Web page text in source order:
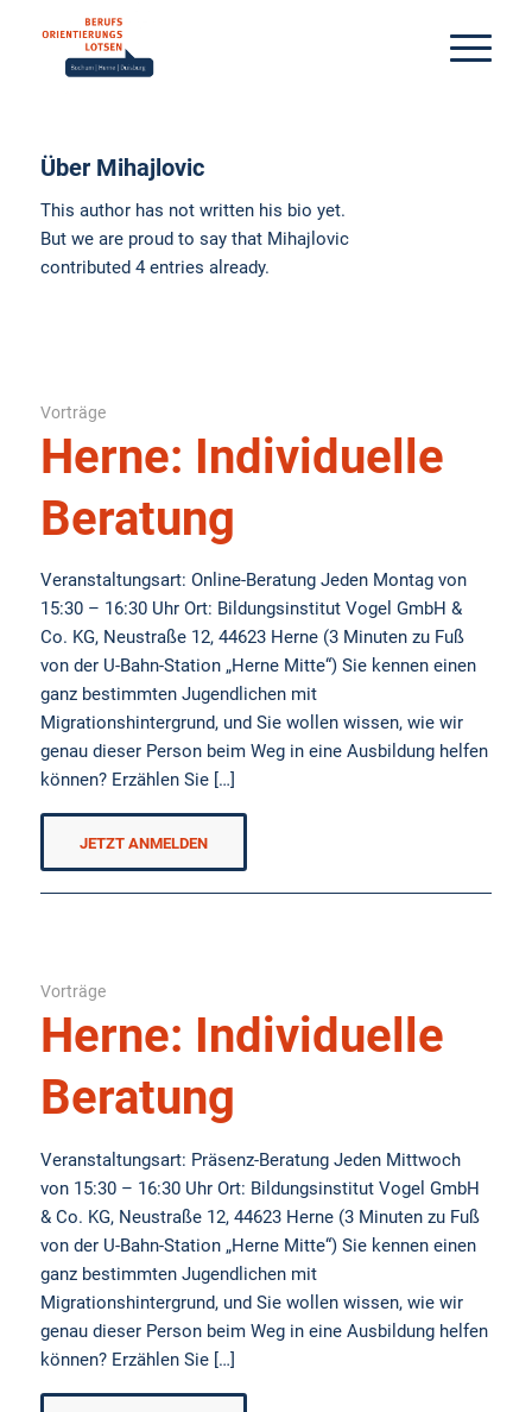
Über Mihajlovic
This author has not written his bio yet.
But we are proud to say that Mihajlovic
contributed 4 entries already.
Vorträge
Herne: Individuelle
Beratung
Veranstaltungsart: Online-Beratung Jeden Montag von
15:30 – 16:30 Uhr Ort: Bildungsinstitut Vogel GmbH &
Co. KG, Neustraße 12, 44623 Herne (3 Minuten zu Fuß
von der U-Bahn-Station „Herne Mitte“) Sie kennen einen
ganz bestimmten Jugendlichen mit
Migrationshintergrund, und Sie wollen wissen, wie wir
genau dieser Person beim Weg in eine Ausbildung helfen
können? Erzählen Sie […]
JETZT ANMELDEN
Vorträge
Herne: Individuelle
Beratung
Veranstaltungsart: Präsenz-Beratung Jeden Mittwoch
von 15:30 – 16:30 Uhr Ort: Bildungsinstitut Vogel GmbH
& Co. KG, Neustraße 12, 44623 Herne (3 Minuten zu Fuß
von der U-Bahn-Station „Herne Mitte“) Sie kennen einen
ganz bestimmten Jugendlichen mit
Migrationshintergrund, und Sie wollen wissen, wie wir
genau dieser Person beim Weg in eine Ausbildung helfen
können? Erzählen Sie […]